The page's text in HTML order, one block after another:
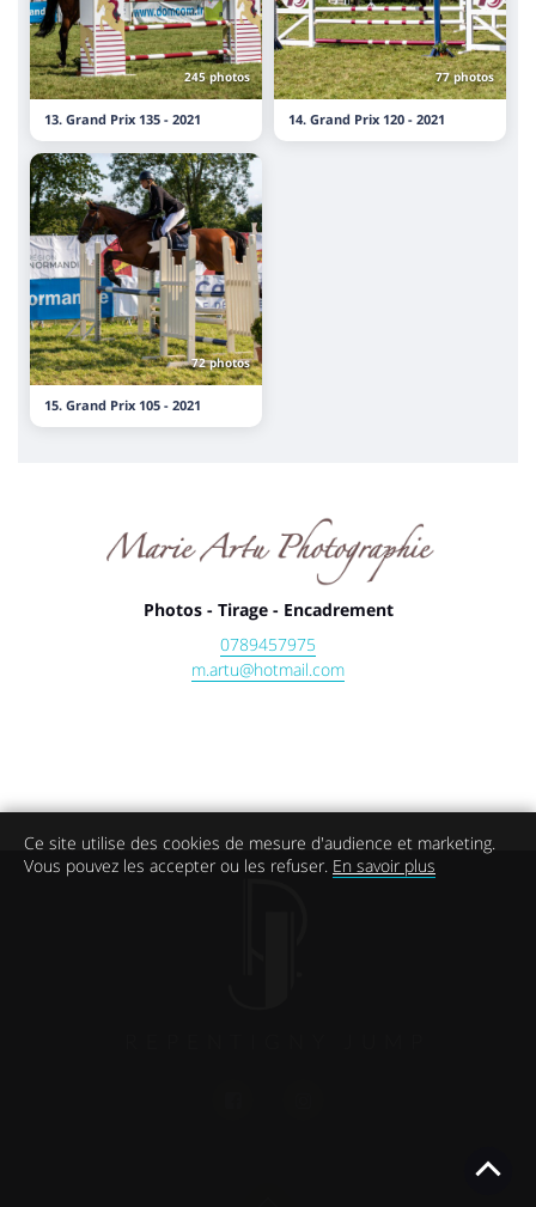
245 photos
13. Grand Prix 135 - 2021
77 photos
14. Grand Prix 120 - 2021
72 photos
15. Grand Prix 105 - 2021
Photos - Tirage - Encadrement
0789457975
m.artu@hotmail.com
Ce site utilise des cookies de mesure d'audience et marketing.
Vous pouvez les accepter ou les refuser. En savoir plus